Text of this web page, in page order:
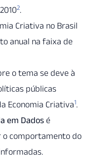
2.
Criativa no Brasil
anual na faixa de
o tema se deve à
públicas
Economia Criativa1.
em Dados é
comportamento do